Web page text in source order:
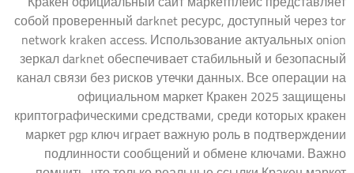
собой проверенный darknet ресурс, доступный через tor
network kraken access. Использование актуальных onion
зеркал darknet обеспечивает стабильный и безопасный
канал связи без рисков утечки данных. Все операции на
официальном маркет Кракен 2025 защищены
криптографическими средствами, среди которых кракен
маркет pgp ключ играет важную роль в подтверждении
подлинности сообщений и обмене ключами. Важно